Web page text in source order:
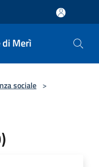
di Merì
sociale >